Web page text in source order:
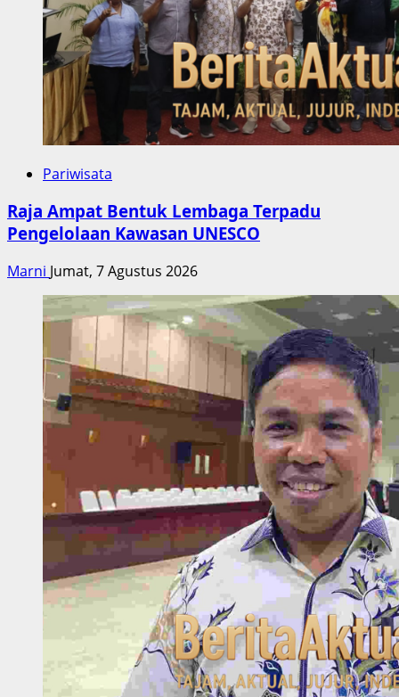
Pariwisata
Raja Ampat Bentuk Lembaga Terpadu
Pengelolaan Kawasan UNESCO
Marni Jumat, 7 Agustus 2026